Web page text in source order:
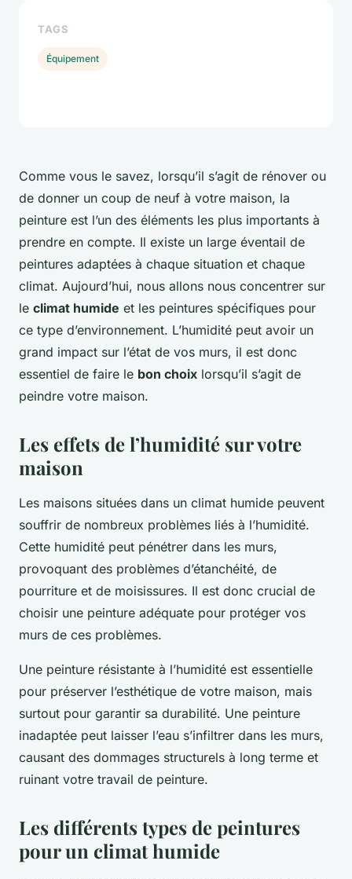
Comme vous le savez, lorsqu’il s’agit de rénover ou
de donner un coup de neuf à votre maison, la
peinture est l’un des éléments les plus importants à
prendre en compte. Il existe un large éventail de
peintures adaptées à chaque situation et chaque
climat. Aujourd’hui, nous allons nous concentrer sur
le climat humide et les peintures spécifiques pour
ce type d’environnement. L’humidité peut avoir un
grand impact sur l’état de vos murs, il est donc
essentiel de faire le bon choix lorsqu’il s’agit de
peindre votre maison.
Les effets de l’humidité sur votre
maison
Les maisons situées dans un climat humide peuvent
souffrir de nombreux problèmes liés à l’humidité.
Cette humidité peut pénétrer dans les murs,
provoquant des problèmes d’étanchéité, de
pourriture et de moisissures. Il est donc crucial de
choisir une peinture adéquate pour protéger vos
murs de ces problèmes.
Une peinture résistante à l’humidité est essentielle
pour préserver l’esthétique de votre maison, mais
surtout pour garantir sa durabilité. Une peinture
inadaptée peut laisser l’eau s’infiltrer dans les murs,
causant des dommages structurels à long terme et
ruinant votre travail de peinture.
Les différents types de peintures
pour un climat humide
TAGS
Équipement